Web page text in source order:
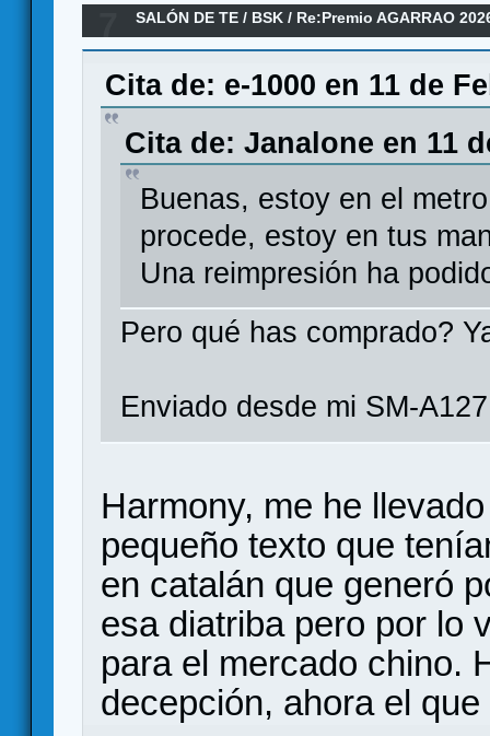
SALÓN DE TE / BSK / Re:Premio AGARRAO
Cita de: e-1000 en 11 de
Cita de: Janalone en 11
Buenas, estoy en el
procede, estoy en tus
Una reimpresión ha
Pero qué has comprado?
Enviado desde mi SM-
Harmony, me he
pequeño texto que
en catalán que generó
esa diatriba pero por lo
para el mercado chino.
decepción, ahora el